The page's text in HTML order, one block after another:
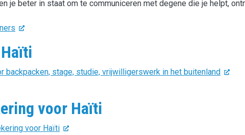
je beter in staat om te communiceren met degene die je helpt,
stage, studie, vrijwilligerswerk in het buitenland
voor Haïti
voor Haïti